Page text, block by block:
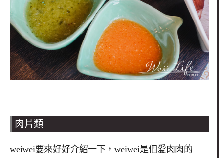
肉片類
weiwei要來好好介紹一下， weiwei是個愛肉肉的